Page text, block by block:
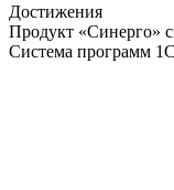
Достижения
Продукт «Синерго»
Система программ